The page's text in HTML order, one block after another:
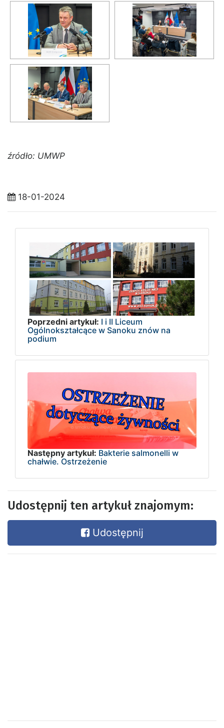
źródło: UMWP
18-01-2024
Poprzedni artykuł: I i II Liceum
Ogólnokształcące w Sanoku znów na
podium
Następny artykuł: Bakterie salmonelli w
chałwie. Ostrzeżenie
Udostępnij ten artykuł znajomym:
Udostępnij